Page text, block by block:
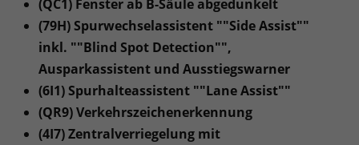
(QC1) Fenster ab B-Säule abgedunkelt
(79H) Spurwechselassistent ""Side Assist""
inkl. ""Blind Spot Detection"",
Ausparkassistent und Ausstiegswarner
(6I1) Spurhalteassistent ""Lane Assist""
(QR9) Verkehrszeichenerkennung
(4I7) Zentralverriegelung mit